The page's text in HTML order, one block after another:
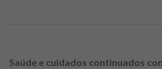
Saúde e cuidados continuados